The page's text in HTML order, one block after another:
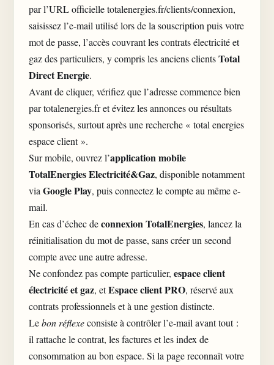
par l’URL officielle totalenergies.fr/clients/connexion,
saisissez l’e-mail utilisé lors de la souscription puis votre
mot de passe, l’accès couvrant les contrats électricité et
gaz des particuliers, y compris les anciens clientsTotal
Direct Energie.
Avant de cliquer, vérifiez que l’adresse commence bien
par totalenergies.fr et évitez les annonces ou résultats
sponsorisés, surtout après une recherche « total energies
espace client ».
Sur mobile, ouvrez l’application mobile
TotalEnergies Electricité&Gaz, disponible notamment
via Google Play, puis connectez le compte au même e-
mail.
En cas d’échec deconnexion TotalEnergies, lancez la
réinitialisation du mot de passe, sans créer un second
compte avec une autre adresse.
Ne confondez pas compte particulier, espace client
électricité et gaz, etEspace client PRO, réservé aux
contrats professionnels et à une gestion distincte.
Lebon réflexeconsiste à contrôler l’e-mail avant tout :
il rattache le contrat, les factures et les index de
consommation au bon espace. Si la page reconnaît votre